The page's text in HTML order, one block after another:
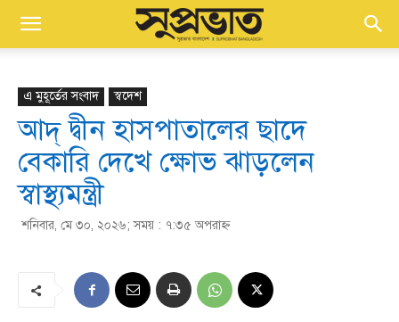
এ মুহূর্তের সংবাদ স্বদেশ
আদ্ দ্বীন হাসপাতালের ছাদে
বেকারি দেখে ক্ষোভ ঝাড়লেন
স্বাস্থ্যমন্ত্রী
শনিবার, মে ৩০, ২০২৬; সময় : ৭:৩৫ অপরাহ্ণ